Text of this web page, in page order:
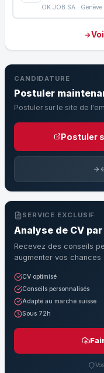
OK JOB SA ·
CANDIDATURE
Postuler
Postuler sur le site de
Postuler
SERVICE EXCLUSIF
Analyse de CV
Recevez des conseils
augmenter vos
CV optimisé
Conseils personnalisés
Adapté au marché suisse
Sous 72h